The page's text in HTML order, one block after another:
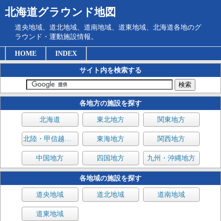
北海道グラウンド地図
道央地域、道北地域、道南地域、道東地域、北海道各地のグ
ラウンド・運動施設情報。
HOME INDEX
サイト内を検索する
各地方の施設を探す
北海道 東北地方 関東地方
北陸・甲信越地方 東海地方 関西地方
中国地方 四国地方 九州・沖縄地方
各地域の施設を探す
道央地域 道北地域 道南地域
道東地域